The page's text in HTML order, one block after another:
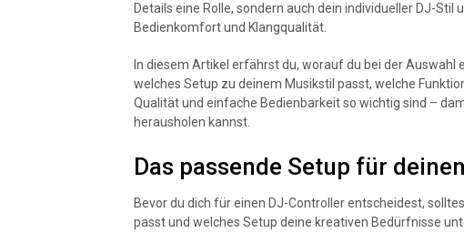
Details eine Rolle, sondern auch dein individueller DJ-
Bedienkomfort und Klangqualität.
In diesem Artikel erfährst du, worauf du bei der Auswahl
welches Setup zu deinem Musikstil passt, welche
Qualität und einfache Bedienbarkeit so wichtig sind –
herausholen kannst.
Das passende Setup für
Bevor du dich für einen DJ-Controller entscheidest,
passt und welches Setup deine kreativen Bedürfnisse